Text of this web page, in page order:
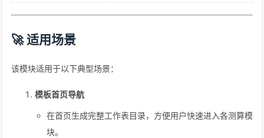
🚀 适用场景
该模块适用于以下典型场景：
模板首页导航
在首页生成完整工作表目录，方便用户快速进入各测算模
块。